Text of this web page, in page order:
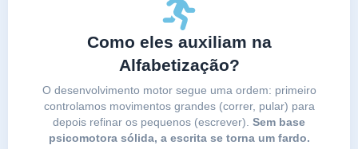
Como eles auxiliam na
Alfabetização?
O desenvolvimento motor segue uma ordem: primeiro
controlamos movimentos grandes (correr, pular) para
depois refinar os pequenos (escrever). Sem base
psicomotora sólida, a escrita se torna um fardo.